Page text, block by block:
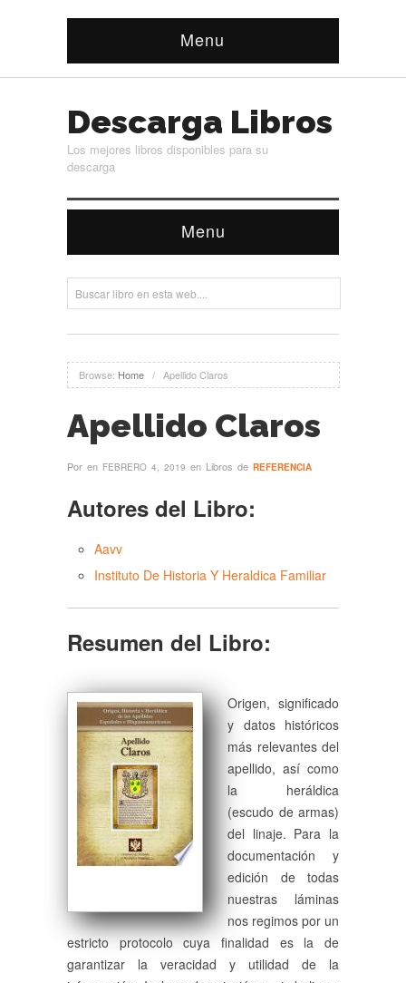
Menu
Descarga Libros
Los mejores libros disponibles para su
descarga
Menu
Browse: Home / Apellido Claros
Apellido Claros
Por en FEBRERO 4, 2019 en Libros de REFERENCIA
Autores del Libro:
Aavv
Instituto De Historia Y Heraldica Familiar
Resumen del Libro:
Origen, significado
y datos históricos
más relevantes del
apellido, así como
la heráldica
(escudo de armas)
del linaje. Para la
documentación y
edición de todas
nuestras láminas
nos regimos por un
estricto protocolo cuya finalidad es la de
garantizar la veracidad y utilidad de la